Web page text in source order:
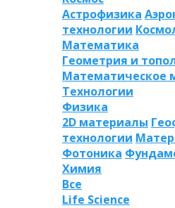
Астрофизика
технологии
Математика
Геометрия и
Математическое
Технологии
Физика
2D материалы
технологии
Фотоника
Химия
Все
Life Science